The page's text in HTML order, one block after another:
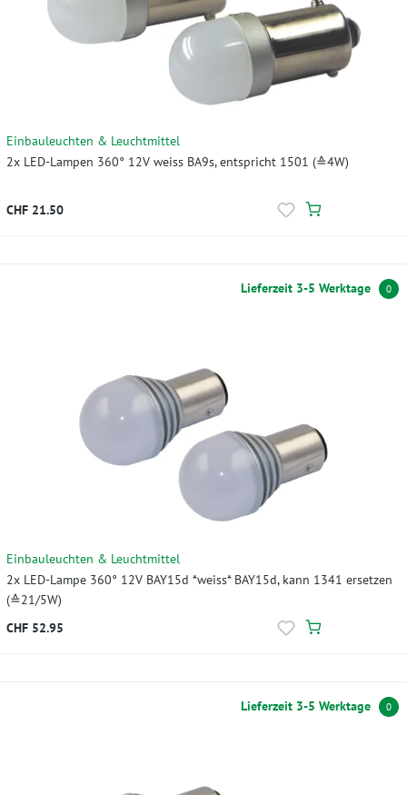
Einbauleuchten & Leuchtmittel
2x LED-Lampen 360° 12V weiss BA9s, entspricht 1501 (≙4W)
CHF 21.50
Lieferzeit 3-5 Werktage 0
Einbauleuchten & Leuchtmittel
2x LED-Lampe 360° 12V BAY15d *weiss* BAY15d, kann 1341 ersetzen
(≙21/5W)
CHF 52.95
Lieferzeit 3-5 Werktage 0